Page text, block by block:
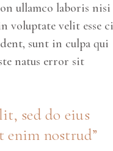
ullamco laboris
voluptate velit esse
sunt in culpa qui
natus error sit
sed do eius
nostrud”